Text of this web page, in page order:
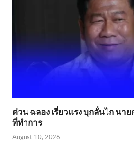
ด่วน ฉลอง เรี่ยวแรง บุกลั่นไก นา
ที่ทำการ
August 10, 2026